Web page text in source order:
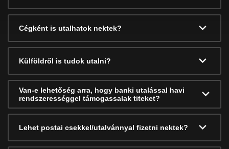
Cégként is utalhatok nektek?
Külföldről is tudok utalni?
Van-e lehetőség arra, hogy banki utalással havi
rendszerességgel támogassalak titeket?
Lehet postai csekkel/utalvánnyal fizetni nektek?